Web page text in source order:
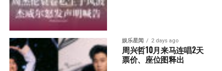
娱乐星闻 2 days ago
周兴哲10月来马连唱2天
票价、座位图释出